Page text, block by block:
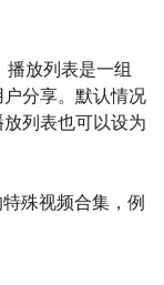
播放列表是一组
分享。默认情况
列表也可以设为
殊视频合集，例